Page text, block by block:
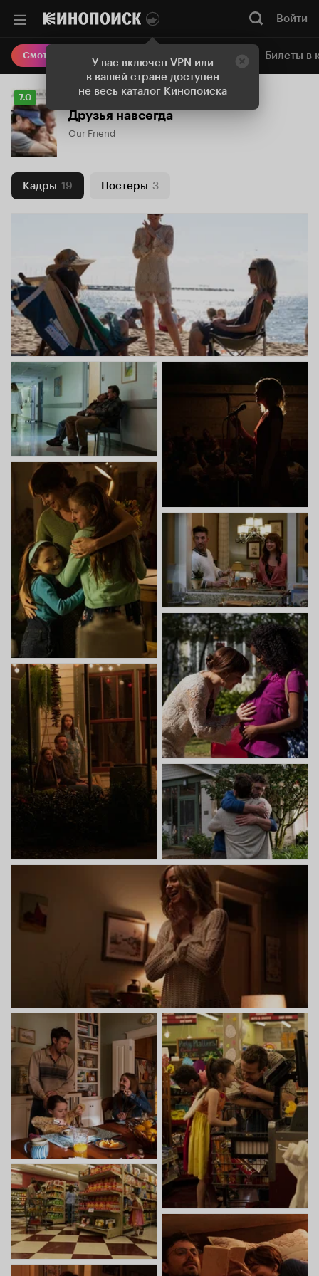
У вас включен VPN или
в вашей стране доступен
не весь каталог Кинопоиска
Войти
Смотреть кино Онлайн-кинотеатр Билеты в
Рейтинг
Кинопоиска
7.0
7.0
Друзья навсегда
Our Friend
Кадры 19 Постеры 3